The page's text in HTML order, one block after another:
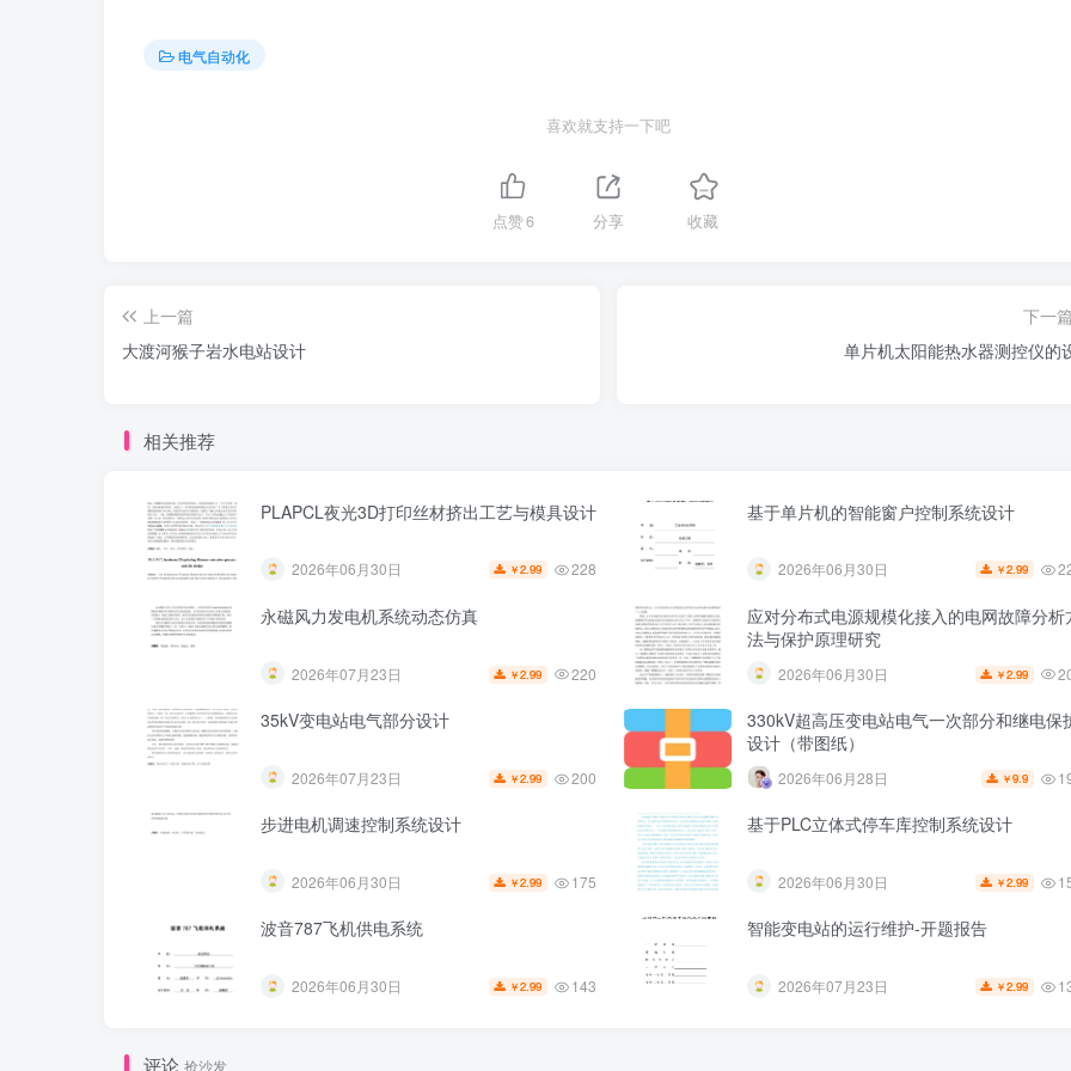
电气自动化
喜欢就支持一下吧
点赞6 分享 收藏
上一篇
大渡河猴子岩水电站设计
下一
单片机太阳能热水器测控仪的
相关推荐
PLAPCL夜光3D打印丝材挤出工艺与模具设计
2026年06月30日 ￥2.99 228
基于单片机的智能窗户控制系统设计
2026年06月30日 ￥2.99
永磁风力发电机系统动态仿真
2026年07月23日 ￥2.99 220
应对分布式电源规模化接入的电网故障分析
法与保护原理研究
2026年06月30日 ￥2.99
35kV变电站电气部分设计
2026年07月23日 ￥2.99 200
330kV超高压变电站电气一次部分和继电保
设计（带图纸）
2026年06月28日 ￥9.9
步进电机调速控制系统设计
2026年06月30日 ￥2.99 175
基于PLC立体式停车库控制系统设计
2026年06月30日 ￥2.99
波音787飞机供电系统
2026年06月30日 ￥2.99 143
智能变电站的运行维护-开题报告
2026年07月23日 ￥2.99
评论 抢沙发